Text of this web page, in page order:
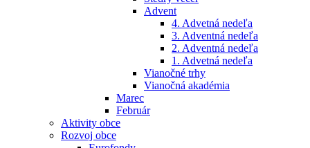
Advent
4. Advetná nedeľa
3. Adventná nedeľa
2. Adventná nedeľa
1. Advetná nedeľa
Vianočné trhy
Vianočná akadémia
Marec
Február
Aktivity obce
Rozvoj obce